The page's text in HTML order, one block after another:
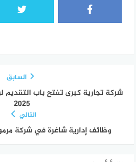
السابق
شركة تجارية كبرى تفتح باب
2025
التالي
وظائف إدارية شاغرة في شركة